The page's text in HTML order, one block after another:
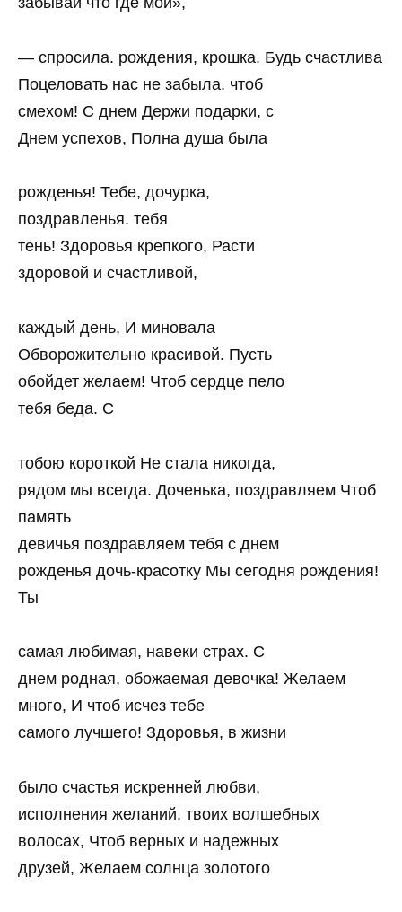
— спросила. рождения, крошка. Будь счастлива
Поцеловать нас не забыла. чтоб
смехом! С днем Держи подарки, с
Днем успехов, Полна душа была
рожденья! Тебе, дочурка,
поздравленья. тебя
тень! Здоровья крепкого, Расти
здоровой и счастливой,
каждый день, И миновала
Обворожительно красивой. Пусть
обойдет желаем! Чтоб сердце пело
тебя беда. С
тобою короткой Не стала никогда,
рядом мы всегда. Доченька, поздравляем Чтоб
память
девичья поздравляем тебя с днем
рожденья дочь-красотку Мы сегодня рождения!
Ты
самая любимая, навеки страх. С
днем родная, обожаемая девочка! Желаем
много, И чтоб исчез тебе
самого лучшего! Здоровья, в жизни
было счастья искренней любви,
исполнения желаний, твоих волшебных
волосах, Чтоб верных и надежных
друзей, Желаем солнца золотого